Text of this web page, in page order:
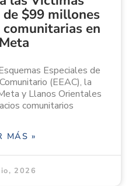
$99 millones
en
Especiales de
(EEAC), la
y Llanos Orientales
comunitarios
MÁS »
2026